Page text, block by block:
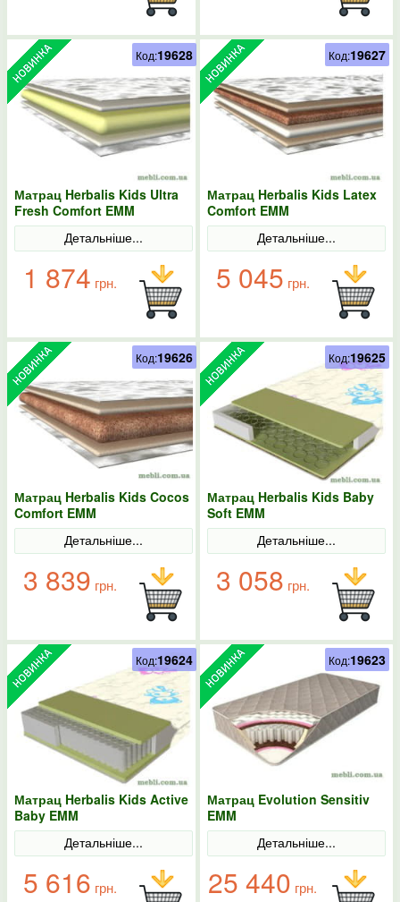
Матрац Herbalis Kids Ultra
Fresh Comfort EMM
Детальніше...
1 874 грн.
Код:19628
Матрац Herbalis Kids Latex
Comfort EMM
Детальніше...
5 045 грн.
Код:19627
Матрац Herbalis Kids Cocos
Comfort EMM
Детальніше...
3 839 грн.
Код:19626
Матрац Herbalis Kids Baby
Soft EMM
Детальніше...
3 058 грн.
Код:19625
Матрац Herbalis Kids Active
Baby EMM
Детальніше...
5 616 грн.
Код:19624
Матрац Evolution Sensitiv
EMM
Детальніше...
25 440 грн.
Код:19623